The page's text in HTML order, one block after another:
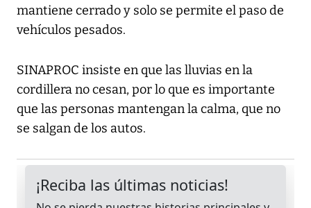
mantiene cerrado y solo se permite el paso de
vehículos pesados.
SINAPROC insiste en que las lluvias en la
cordillera no cesan, por lo que es importante
que las personas mantengan la calma, que no
se salgan de los autos.